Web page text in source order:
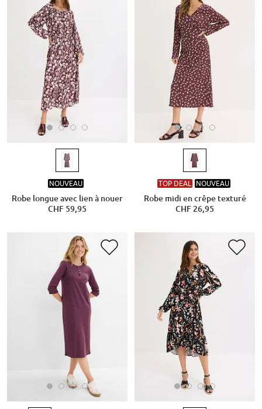
NOUVEAU
Robe longue avec lien à nouer
CHF 59,95
TOP DEAL NOUVEAU
Robe midi en crêpe texturé
CHF 26,95